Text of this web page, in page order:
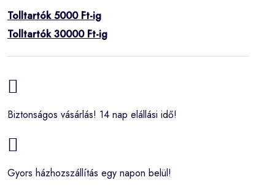
Tolltartók 5000 Ft-ig
Tolltartók 30000 Ft-ig
Biztonságos vásárlás! 14 nap elállási idő!
Gyors házhozszállítás egy napon belül!